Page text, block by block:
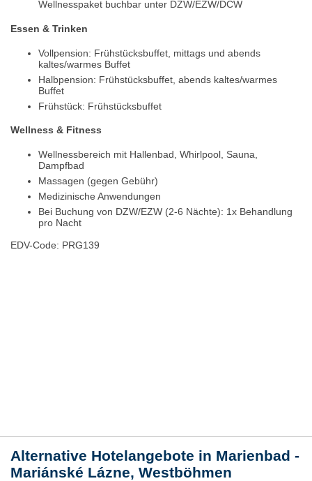
Wellnesspaket buchbar unter DZW/EZW/DCW
Essen & Trinken
Vollpension: Frühstücksbuffet, mittags und abends
kaltes/warmes Buffet
Halbpension: Frühstücksbuffet, abends kaltes/warmes
Buffet
Frühstück: Frühstücksbuffet
Wellness & Fitness
Wellnessbereich mit Hallenbad, Whirlpool, Sauna,
Dampfbad
Massagen (gegen Gebühr)
Medizinische Anwendungen
Bei Buchung von DZW/EZW (2-6 Nächte): 1x Behandlung
pro Nacht
EDV-Code: PRG139
Alternative Hotelangebote in Marienbad -
Mariánské Lázne, Westböhmen